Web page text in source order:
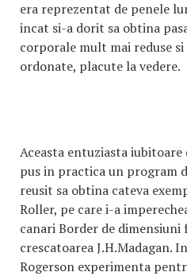
era reprezentat de penele
incat si-a dorit sa obtina
corporale mult mai reduse
ordonate, placute la vedere.
Aceasta entuziasta iubitoare
pus in practica un program
reusit sa obtina cateva
Roller, pe care i-a
canari Border de
crescatoarea J.H.Madagan.
Rogerson experimenta